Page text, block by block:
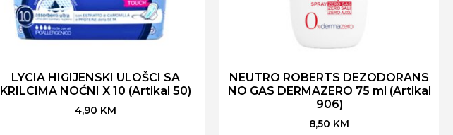
LYCIA HIGIJENSKI ULOŠCI SA
KRILCIMA NOĆNI X 10 (Artikal 50)
4,90 KM
NEUTRO ROBERTS DEZODORANS
NO GAS DERMAZERO 75 ml (Artikal
906)
8,50 KM